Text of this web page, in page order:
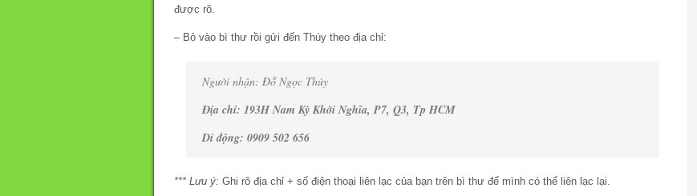
được rõ.
– Bỏ vào bì thư rồi gửi đến Thúy theo địa chỉ:
Người nhận: Đỗ Ngọc Thúy
Địa chỉ: 193H Nam Kỳ Khởi Nghĩa, P7, Q3, Tp HCM
Di động: 0909 502 656
*** Lưu ý: Ghi rõ địa chỉ + số điện thoại liên lạc của bạn trên bì thư để mình có thể liên lạc lại.